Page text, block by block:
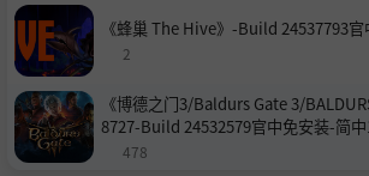
《蜂巢 The Hive》-Build 24537793
2
《博德之门3/Baldurs Gate 3/
8727-Build 24532579官中免安装-简中
478